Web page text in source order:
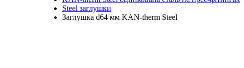
Steel заглушки
Заглушка d64 мм KAN-therm Steel